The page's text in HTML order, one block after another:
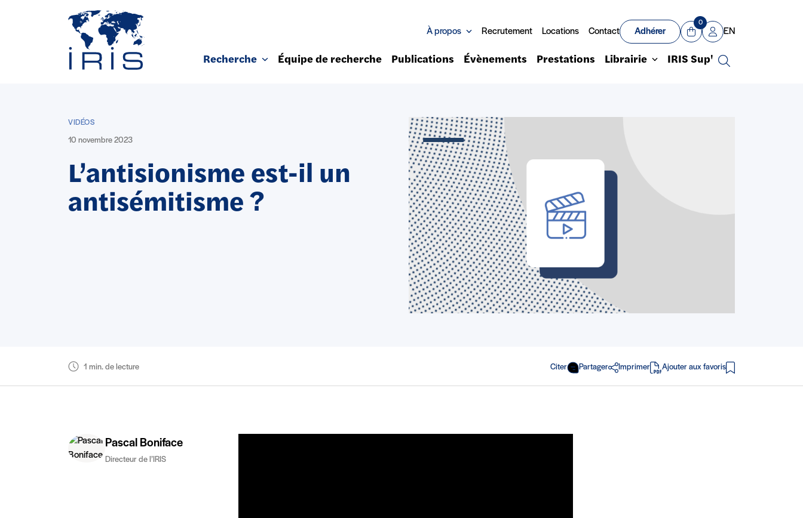
À propos Recrutement Locations Contact Adhérer
Panier
0
Mon compte
EN
Recherche Équipe de recherche Publications Évènements Prestations Librairie IRIS Sup'
Recherche
VIDÉOS
10 novembre 2023
L’antisionisme est-il un
antisémitisme ?
1 min. de lecture Citer Partager Imprimer
en PDF
Ajouter aux favoris
Pascal Boniface
Directeur de l’IRIS